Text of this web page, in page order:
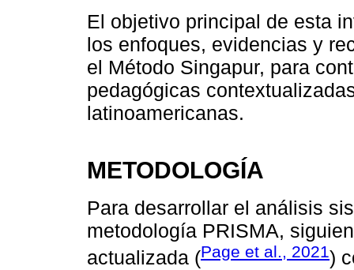
El objetivo principal de esta
los enfoques, evidencias y
el Método Singapur, para
pedagógicas
latinoamericanas.
METODOLOGÍA
Para desarrollar el análisis
metodología PRISMA,
actualizada (Page et al., 2021)